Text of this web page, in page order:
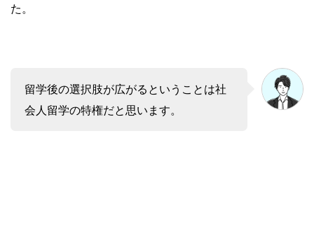
た。
留学後の選択肢が広がるということは社
会人留学の特権だと思います。